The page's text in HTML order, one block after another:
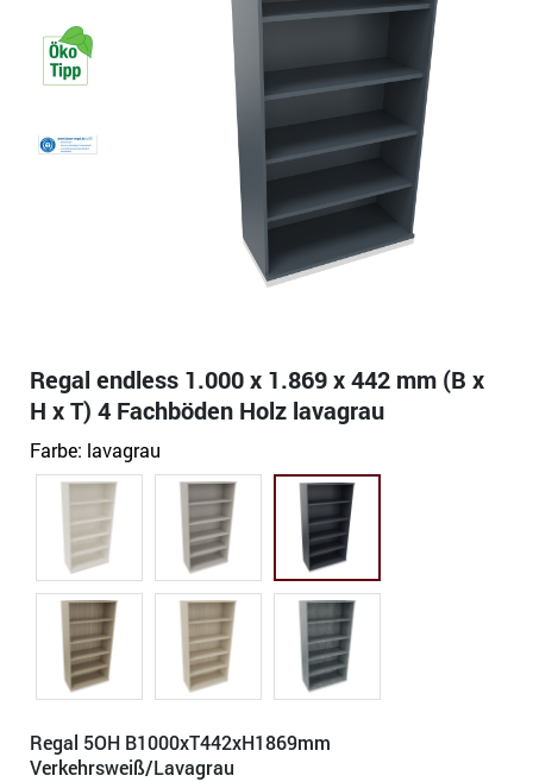
Regal endless 1.000 x 1.869 x 442 mm (B x
H x T) 4 Fachböden Holz lavagrau
Farbe: lavagrau
Regal 5OH B1000xT442xH1869mm
Verkehrsweiß/Lavagrau